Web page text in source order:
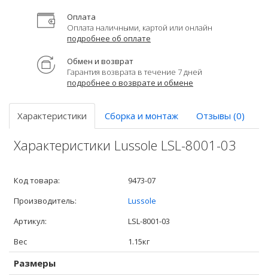
Оплата
Оплата наличными, картой или онлайн
подробнее об оплате
Обмен и возврат
Гарантия возврата в течение 7 дней
подробнее о возврате и обмене
Характеристики Сборка и монтаж Отзывы (0)
Характеристики Lussole LSL-8001-03
Код товара:
9473-07
Производитель:
Lussole
Артикул:
LSL-8001-03
Вес
1.15кг
Размеры